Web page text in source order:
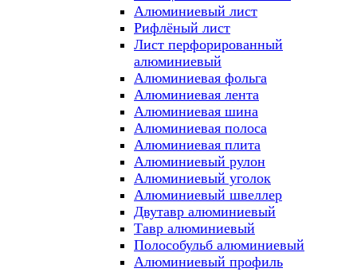
Алюминиевый лист
Рифлёный лист
Лист перфорированный
алюминиевый
Алюминиевая фольга
Алюминиевая лента
Алюминиевая шина
Алюминиевая полоса
Алюминиевая плита
Алюминиевый рулон
Алюминиевый уголок
Алюминиевый швеллер
Двутавр алюминиевый
Тавр алюминиевый
Полособульб алюминиевый
Алюминиевый профиль